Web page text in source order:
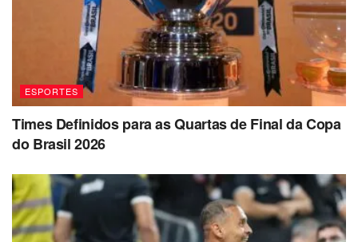
ESPORTES
Times Definidos para as Quartas de Final da Copa
do Brasil 2026